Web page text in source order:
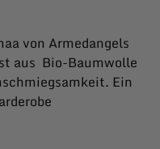
von Armedangels
aus Bio-Baumwolle
Ein